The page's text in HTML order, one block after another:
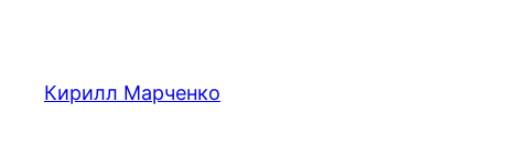
содержимому
Кирилл Марченко